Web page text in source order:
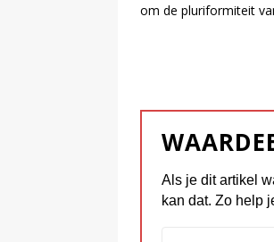
om de pluriformiteit
Als je dit artikel
kan dat. Zo help